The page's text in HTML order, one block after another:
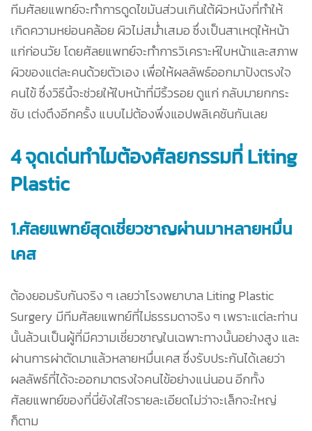
ทีมศัลยแพทย์จะทำการดูดไขมันส่วนเกินใต้ผิวหนังที่ทำให้
เกิดความหย่อนคล้อย ผิวไม่สม่ำเสมอ ซึ่งเป็นสาเหตุให้หน้า
แก่ก่อนวัย โดยศัลยแพทย์จะทำการวิเคราะห์ใบหน้าและสภาพ
ผิวของแต่ละคนด้วยตัวเอง เพื่อให้ผลลัพธ์ออกมาปังตรงใจ
คนไข้ ซึ่งวิธีนี้จะช่วยให้ใบหน้าที่มีริ้วรอย ดูแก่ กลับมายกกระ
ชับ เต่งตึงอีกครั้ง แบบไม่ต้องพึ่งแอปพลิเคชันกันเลย
4 จุดเด่นทำไมต้องศัลยกรรมที่ Liting
Plastic
1.ศัลยแพทย์สุดเชี่ยวชาญผ่านมาหลายหมื่น
เคส
ต้องยอมรับกันจริง ๆ เลยว่าโรงพยาบาล Liting Plastic
Surgery มีทีมศัลยแพทย์ที่ไม่ธรรมดาจริง ๆ เพราะแต่ละท่าน
นั้นล้วนเป็นผู้ที่มีความเชี่ยวชาญในเฉพาะทางนั้นอย่างสูง และ
ผ่านการผ่าตัดมาแล้วหลายหมื่นเคส ซึ่งรับประกันได้เลยว่า
ผลลัพธ์ที่ได้จะออกมาตรงใจคนไข้อย่างแน่นอน อีกทั้ง
ศัลยแพทย์ของที่นี่ยังใส่ใจรายละเอียดไม่ว่าจะเล็กจะใหญ่
ก็ตาม